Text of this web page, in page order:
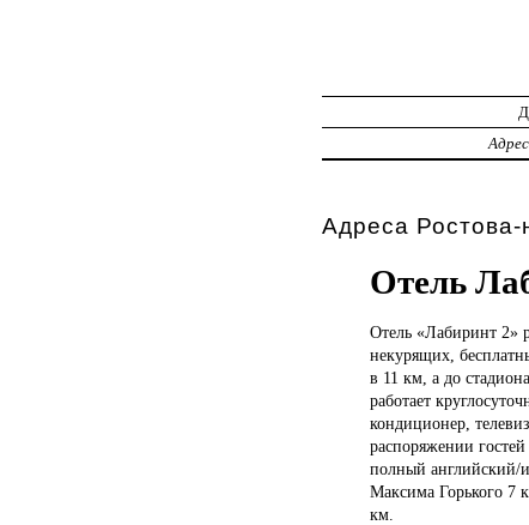
Адреса Ростова-
Отель
Отель «Лабиринт 2»
некурящих,
в 11 км, а до
работает
кондиционер,
распоряжении
полный английский/
Максима Горького 7
км.